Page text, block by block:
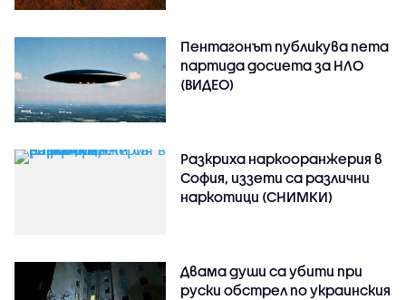
Пентагонът публикува пета
партида досиета за НЛО
(ВИДЕО)
Разкриха наркооранжерия в
София, иззети са различни
наркотици (СНИМКИ)
Двама души са убити при
руски обстрeл по украинския